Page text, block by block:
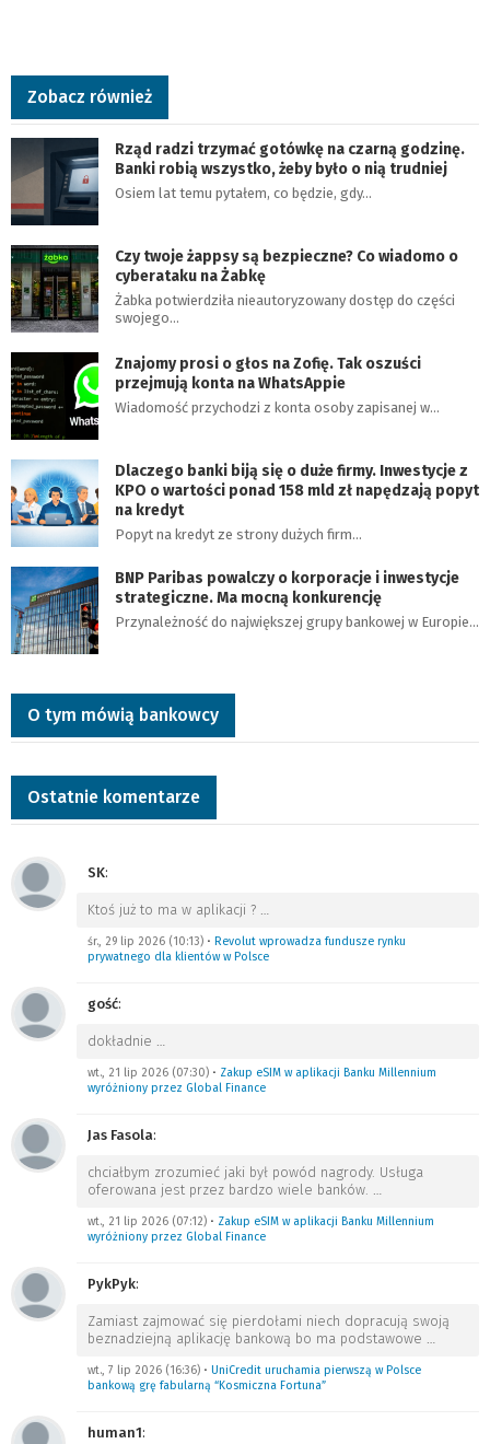
Zobacz również
Rząd radzi trzymać gotówkę na czarną godzinę.
Banki robią wszystko, żeby było o nią trudniej
Osiem lat temu pytałem, co będzie, gdy…
Czy twoje żappsy są bezpieczne? Co wiadomo o
cyberataku na Żabkę
Żabka potwierdziła nieautoryzowany dostęp do części
swojego…
Znajomy prosi o głos na Zofię. Tak oszuści
przejmują konta na WhatsAppie
Wiadomość przychodzi z konta osoby zapisanej w…
Dlaczego banki biją się o duże firmy. Inwestycje z
KPO o wartości ponad 158 mld zł napędzają popyt
na kredyt
Popyt na kredyt ze strony dużych firm…
BNP Paribas powalczy o korporacje i inwestycje
strategiczne. Ma mocną konkurencję
Przynależność do największej grupy bankowej w Europie…
O tym mówią bankowcy
Ostatnie komentarze
SK:
Ktoś już to ma w aplikacji ? …
śr., 29 lip 2026 (10:13) • Revolut wprowadza fundusze rynku
prywatnego dla klientów w Polsce
gość:
dokładnie …
wt., 21 lip 2026 (07:30) • Zakup eSIM w aplikacji Banku Millennium
wyróżniony przez Global Finance
Jas Fasola:
chciałbym zrozumieć jaki był powód nagrody. Usługa
oferowana jest przez bardzo wiele banków. …
wt., 21 lip 2026 (07:12) • Zakup eSIM w aplikacji Banku Millennium
wyróżniony przez Global Finance
PykPyk:
Zamiast zajmować się pierdołami niech dopracują swoją
beznadziejną aplikację bankową bo ma podstawowe …
wt., 7 lip 2026 (16:36) • UniCredit uruchamia pierwszą w Polsce
bankową grę fabularną “Kosmiczna Fortuna”
human1: